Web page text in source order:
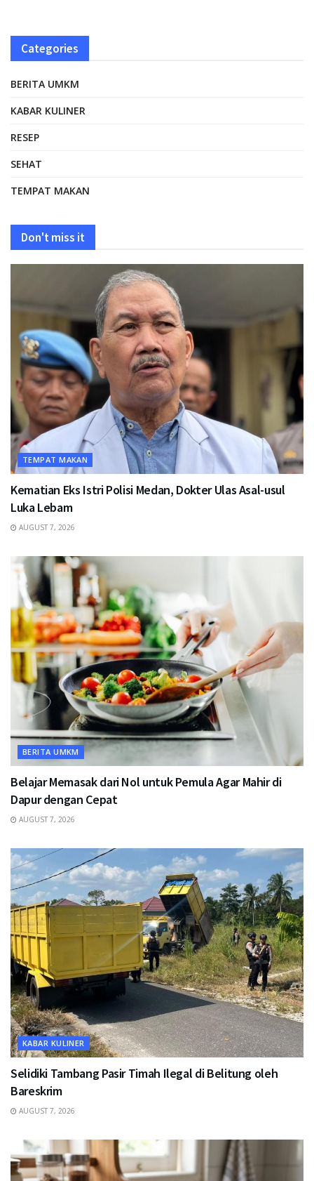
Categories
BERITA UMKM
KABAR KULINER
RESEP
SEHAT
TEMPAT MAKAN
Don't miss it
TEMPAT MAKAN
Kematian Eks Istri Polisi Medan, Dokter Ulas Asal-usul
Luka Lebam
AUGUST 7, 2026
BERITA UMKM
Belajar Memasak dari Nol untuk Pemula Agar Mahir di
Dapur dengan Cepat
AUGUST 7, 2026
KABAR KULINER
Selidiki Tambang Pasir Timah Ilegal di Belitung oleh
Bareskrim
AUGUST 7, 2026